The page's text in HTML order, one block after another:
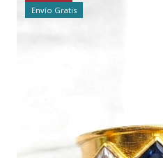
Envío Gratis